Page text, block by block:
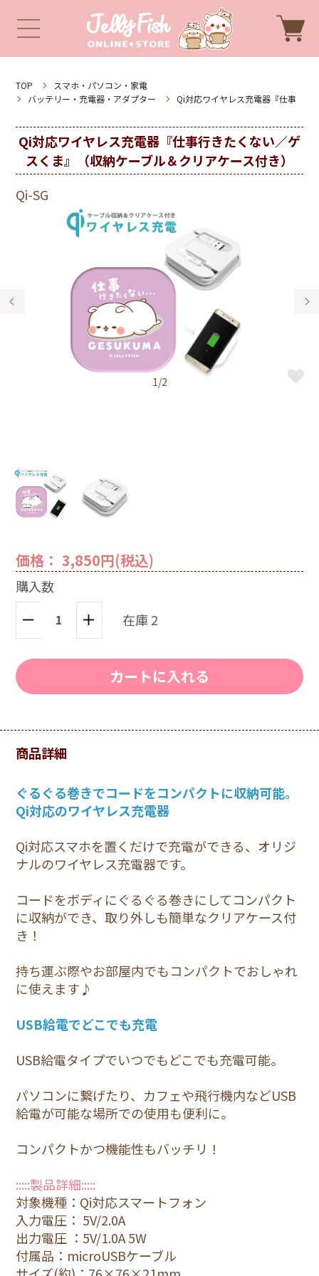
TOP
スマホ・パソコン・家電
バッテリー・充電器・アダプター
Qi対応ワイヤレス充電器『仕事
Qi対応ワイヤレス充電器『仕事行きたくない／ゲ
スくま』（収納ケーブル＆クリアケース付き）
Qi-SG
1/2
価格： 3,850円(税込)
購入数
在庫 2
カートに入れる
商品詳細
ぐるぐる巻きでコードをコンパクトに収納可能。
Qi対応のワイヤレス充電器
Qi対応スマホを置くだけで充電ができる、オリジ
ナルのワイヤレス充電器です。
コードをボディにぐるぐる巻きにしてコンパクト
に収納ができ、取り外しも簡単なクリアケース付
き！
持ち運ぶ際やお部屋内でもコンパクトでおしゃれ
に使えます♪
USB給電でどこでも充電
USB給電タイプでいつでもどこでも充電可能。
パソコンに繋げたり、カフェや飛行機内などUSB
給電が可能な場所での使用も便利に。
コンパクトかつ機能性もバッチリ！
:::::製品詳細:::::
対象機種：Qi対応スマートフォン
入力電圧： 5V/2.0A
出力電圧 ：5V/1.0A 5W
付属品：microUSBケーブル